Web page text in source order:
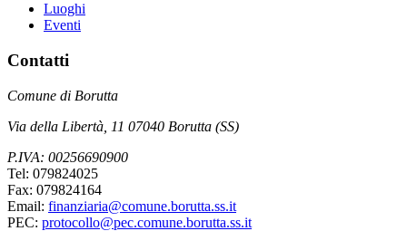
Luoghi
Eventi
Contatti
Comune di Borutta
Via della Libertà, 11 07040 Borutta (SS)
P.IVA: 00256690900
Tel: 079824025
Fax: 079824164
Email: finanziaria@comune.borutta.ss.it
PEC: protocollo@pec.comune.borutta.ss.it